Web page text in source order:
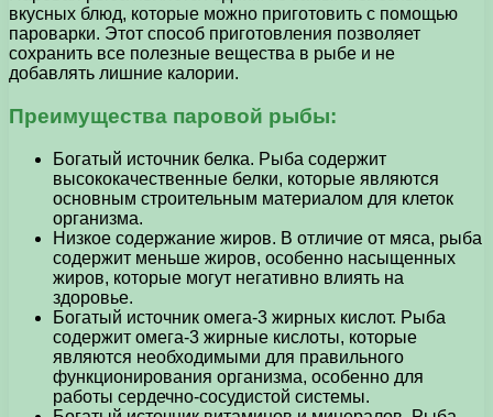
вкусных блюд, которые можно приготовить с помощью
пароварки. Этот способ приготовления позволяет
сохранить все полезные вещества в рыбе и не
добавлять лишние калории.
Преимущества паровой рыбы:
Богатый источник белка. Рыба содержит
высококачественные белки, которые являются
основным строительным материалом для клеток
организма.
Низкое содержание жиров. В отличие от мяса, рыба
содержит меньше жиров, особенно насыщенных
жиров, которые могут негативно влиять на
здоровье.
Богатый источник омега-3 жирных кислот. Рыба
содержит омега-3 жирные кислоты, которые
являются необходимыми для правильного
функционирования организма, особенно для
работы сердечно-сосудистой системы.